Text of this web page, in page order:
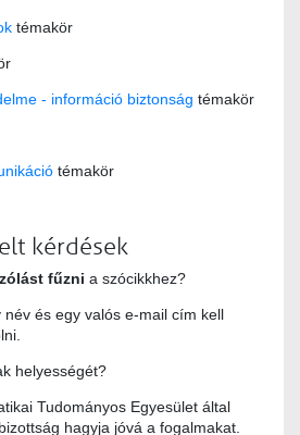
témakör
- információ biztonság témakör
témakör
kérdések
fűzni a szócikkhez?
és egy valós e-mail cím kell
helyességét?
Tudományos Egyesület által
hagyja jóvá a fogalmakat.